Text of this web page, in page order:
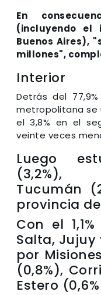
En
(incluyendo el
Buenos Aires),
millones",
Interior
Detrás del
metropolitana se
el 3,8% en el
veinte veces
Luego
(3,2%),
Tucumán
provincia
Con el
Salta, Jujuy
por
(0,8%),
Estero